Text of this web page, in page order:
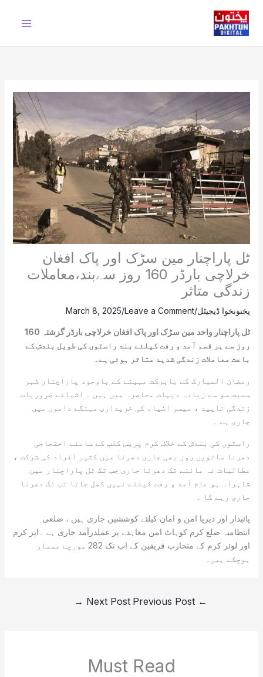
content
ٹل پاراچنار مین سڑک اور پاک افغان
خرلاچی بارڈر 160 روز سےبند،معاملات
زندگی متاثر
پختونخوا ڈیجیٹل/
Leave a Comment
/
March 8, 2025
ٹل پاراچنار واحد مین سڑک اور پاک افغان خرلاچی بارڈر گزشتہ 160
روز سے ہر قسم آمد و رفت کیلئے بند راستوں کی طویل بندش کے
باعث معاملات زندگی شدید متاثر ہوئی ہے۔
رمضان المبارک کے بابرکت مہینے کے باوجود پاراچنار شہر
سمیت سو سے زیادہ دیہات محاصرہ میں ہیں ۔ اشیائے ضروریات
زندگی ناپید ، میسر اشیاء کی خریداری مہنگے داموں میں
جاری ہے ۔
راستوں کی بندش کے خلاف کرم پریس کلب کے سامنے احتجاجی
دھرنا ساتویں روز بھی جاری دھرنا میں کثیر افراد کی شرکت ،
مطالبات نہ ماننے تک دھرنا جاری جب تک ٹل پاراچنار مین
شاہراہ ہو عام آمد و رفت کیلئے نہیں کھل جاتا تب تک دھرنا
جاری رہے گا ۔
پائیدار اور دیرپا امن و امان کیلئے کوششیں جاری ہیں ، ضلعی
انتظامیہ ضلع کرم کوہاٹ امن معاہدے پر عملدرآمد جاری ہے ۔اپر کرم
اور لوئر کرم کے متحارب فریقین کے اب تک 282 مورچے مسمار
ہوچکے ہیں۔
←
Next Post
→
Must Read